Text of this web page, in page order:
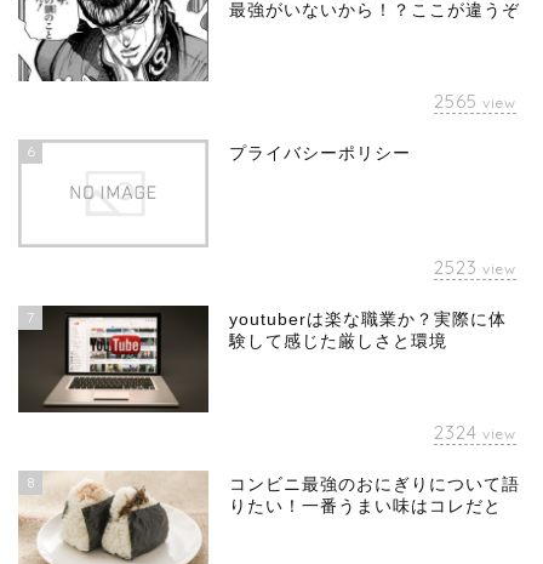
最強がいないから！？ここが違うぞ
2565 view
6 プライバシーポリシー
2523 view
7
youtuberは楽な職業か？実際に体
験して感じた厳しさと環境
2324 view
8
コンビニ最強のおにぎりについて語
りたい！一番うまい味はコレだと